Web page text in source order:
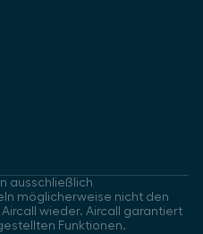
ausschließlich
möglicherweise nicht den
wieder. Aircall garantiert
Funktionen.